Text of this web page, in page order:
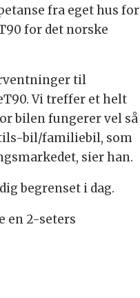
fra eget hus for
for det norske
til
Vi treffer et helt
bilen fungerer vel så
bil/familiebil, som
sier han.
begrenset i dag.
en 2-seters